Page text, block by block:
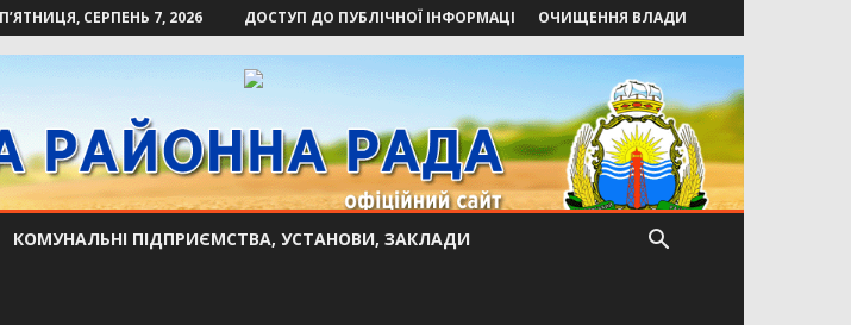
П’ЯТНИЦЯ, СЕРПЕНЬ 7, 2026 ДОСТУП ДО ПУБЛІЧНОЇ ІНФОРМАЦІ ОЧИЩЕННЯ ВЛАДИ
КОМУНАЛЬНІ ПІДПРИЄМСТВА, УСТАНОВИ, ЗАКЛАДИ